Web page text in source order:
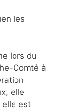
les
lors du
Comté à
elle
elle est